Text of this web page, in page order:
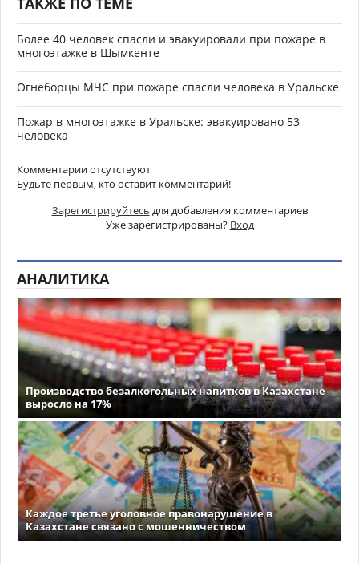
Более 40 человек спасли и эвакуировали при пожаре в
многоэтажке в Шымкенте
Огнеборцы МЧС при пожаре спасли человека в Уральске
Пожар в многоэтажке в Уральске: эвакуировано 53
человека
Комментарии отсутствуют
Будьте первым, кто оставит комментарий!
Зарегистрируйтесь для добавления комментариев
Уже зарегистрированы? Вход
АНАЛИТИКА
Производство безалкогольных напитков в Казахстане
выросло на 17%
Каждое третье уголовное правонарушение в
Казахстане связано с мошенничеством